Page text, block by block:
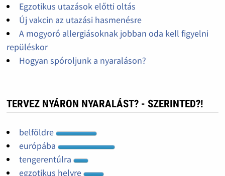
Egzotikus utazások előtti oltás
Új vakcin az utazási hasmenésre
A mogyoró allergiásoknak jobban oda kell figyelni
repüléskor
Hogyan spóroljunk a nyaraláson?
TERVEZ NYÁRON NYARALÁST? - SZERINTED?!
belföldre
európába
tengerentúlra
egzotikus helyre